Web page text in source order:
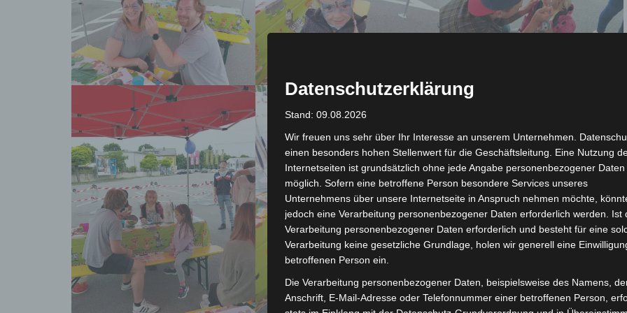
Datenschutzerklärung
Stand: 09.08.2026
Wir freuen uns sehr über Ihr Interesse an unserem Unternehmen.
einen besonders hohen Stellenwert für die Geschäftsleitung. Eine Nutzung
Internetseiten ist grundsätzlich ohne jede Angabe personenbezogener Daten
möglich. Sofern eine betroffene Person besondere Services unseres
Unternehmens über unsere Internetseite in Anspruch nehmen möchte,
jedoch eine Verarbeitung personenbezogener Daten erforderlich werden. Ist
Verarbeitung personenbezogener Daten erforderlich und besteht für eine
Verarbeitung keine gesetzliche Grundlage, holen wir generell eine
betroffenen Person ein.
Die Verarbeitung personenbezogener Daten, beispielsweise des Namens,
Anschrift, E-Mail-Adresse oder Telefonnummer einer betroffenen Person,